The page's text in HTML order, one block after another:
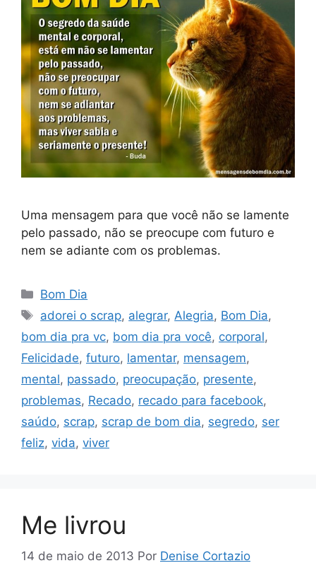
Uma mensagem para que você não se lamente
pelo passado, não se preocupe com futuro e
nem se adiante com os problemas.
Categorias
Bom Dia
Tags
adorei o scrap, alegrar, Alegria, Bom Dia,
bom dia pra vc, bom dia pra você, corporal,
Felicidade, futuro, lamentar, mensagem,
mental, passado, preocupação, presente,
problemas, Recado, recado para facebook,
saúdo, scrap, scrap de bom dia, segredo, ser
feliz, vida, viver
Me livrou
14 de maio de 2013 Por Denise Cortazio